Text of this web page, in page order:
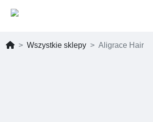
Wszystkie sklepy Aligrace Hair